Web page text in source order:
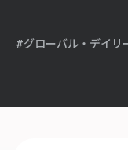
グローバル・デイリ